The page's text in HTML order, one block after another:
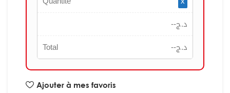
--د.ج
Total
--د.ج
Ajouter à mes favoris